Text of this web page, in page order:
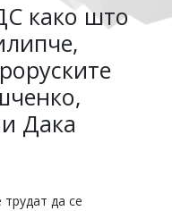
како што
Дака
да се